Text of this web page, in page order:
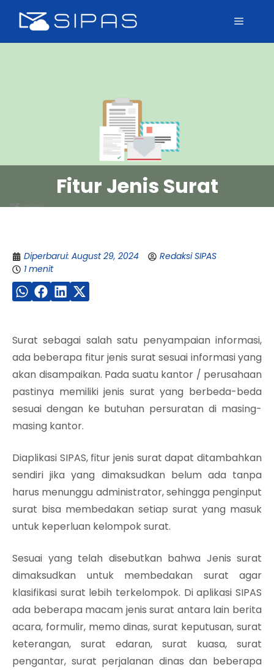
Fitur Jenis Surat
Diperbarui: August 29, 2024
Redaksi SIPAS
1 menit
Surat sebagai salah satu penyampaian informasi,
ada beberapa fitur jenis surat sesuai informasi yang
akan disampaikan. Pada suatu kantor / perusahaan
pastinya memiliki jenis surat yang berbeda-beda
sesuai dengan ke butuhan persuratan di masing-
masing kantor.
Diaplikasi SIPAS, fitur jenis surat dapat ditambahkan
sendiri jika yang dimaksudkan belum ada tanpa
harus menunggu administrator, sehingga penginput
surat bisa membedakan setiap surat yang masuk
untuk keperluan kelompok surat.
Sesuai yang telah disebutkan bahwa Jenis surat
dimaksudkan untuk membedakan surat agar
klasifikasi surat lebih terkelompok. Di aplikasi SIPAS
ada beberapa macam jenis surat antara lain berita
acara, formulir, memo dinas, surat keputusan, surat
keterangan, surat edaran, surat kuasa, surat
pengantar, surat perjalanan dinas dan beberapa